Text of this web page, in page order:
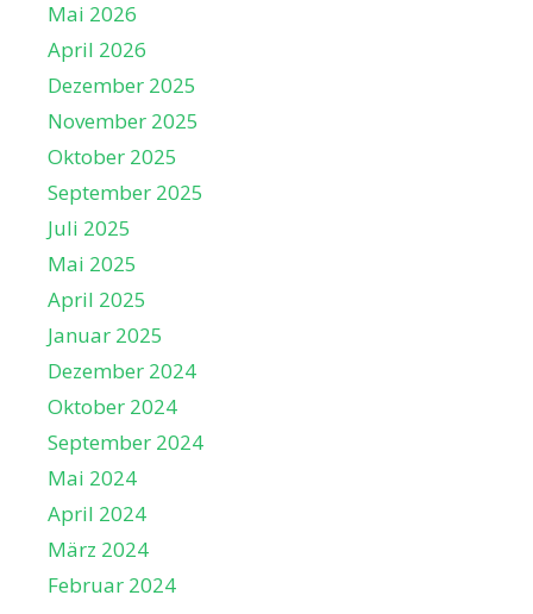
Mai 2026
April 2026
Dezember 2025
November 2025
Oktober 2025
September 2025
Juli 2025
Mai 2025
April 2025
Januar 2025
Dezember 2024
Oktober 2024
September 2024
Mai 2024
April 2024
März 2024
Februar 2024